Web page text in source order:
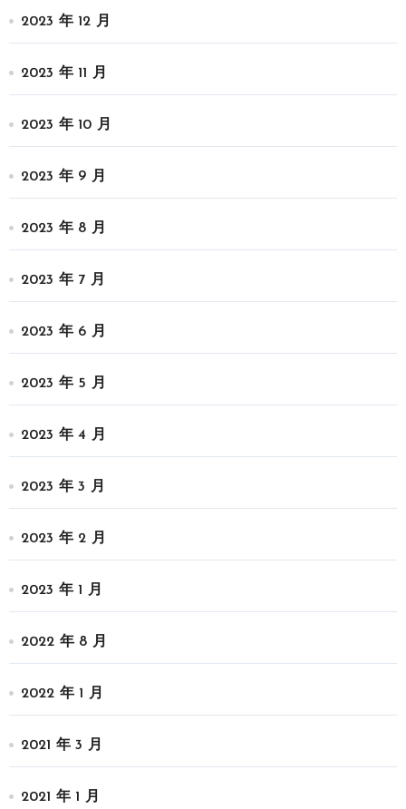
2023 年 12 月
2023 年 11 月
2023 年 10 月
2023 年 9 月
2023 年 8 月
2023 年 7 月
2023 年 6 月
2023 年 5 月
2023 年 4 月
2023 年 3 月
2023 年 2 月
2023 年 1 月
2022 年 8 月
2022 年 1 月
2021 年 3 月
2021 年 1 月